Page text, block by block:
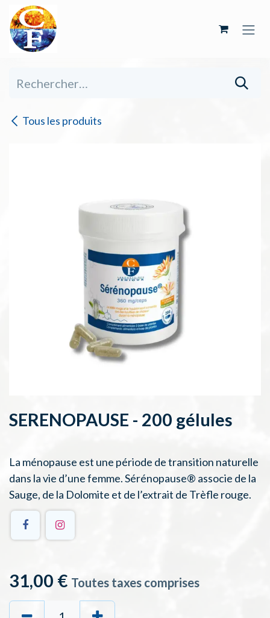
Se rendre au contenu
Tous les produits
SERENOPAUSE - 200 gélules
La ménopause est une période de transition naturelle
dans la vie d’une femme. Sérénopause® associe de la
Sauge, de la Dolomite et de l’extrait de Trèfle rouge.
31,00 € Toutes taxes comprises